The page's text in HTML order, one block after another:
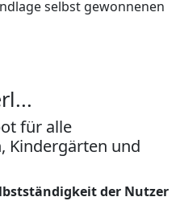
selbst gewonnenen
für alle
Kindergärten und
der Nutzer